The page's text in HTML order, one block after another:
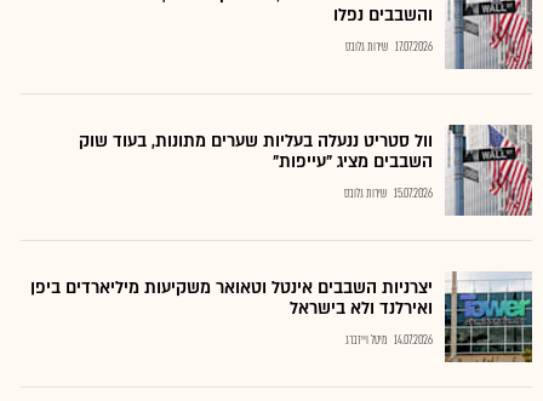
והשבבים נפלו
17.07.2026 שירות גלובס
וול סטריט ננעלה בעליות שערים מתונות, בעוד שוק
השבבים מציג "עייפות"
15.07.2026 שירות גלובס
יצרניות השבבים אינטל וטאואר משקיעות מיליארדים ביפן
ואירלנד ולא בישראל
14.07.2026 מיטל וייזברג